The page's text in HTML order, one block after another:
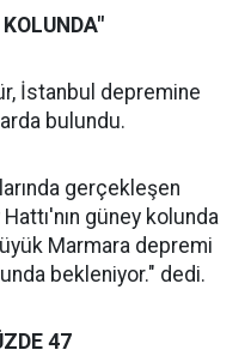
İstanbul depremine
bulundu.
gerçekleşen
güney kolunda
Marmara depremi
bekleniyor." dedi.
47